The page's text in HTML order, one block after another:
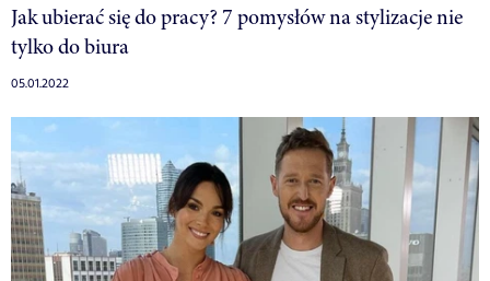
Jak ubierać się do pracy? 7 pomysłów na stylizacje nie
tylko do biura
05.01.2022